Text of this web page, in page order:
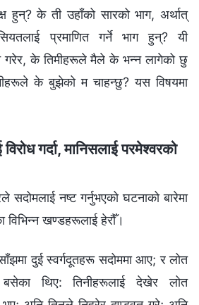
हुन्? के ती उहाँको सारको भाग, अर्थात्
प्रमाणित गर्ने भाग हुन्? यी
गरेर, के तिमीहरूले मैले के भन्‍न लागेको छु
के बुझेको म चाहन्छु? यस विषयमा
गर्दा, मानिसलाई परमेश्‍वरको
सदोमलाई नष्ट गर्नुभएको घटनाको बारेमा
विभिन्‍न खण्डहरूलाई हेरौँ।
दुई स्वर्गदूतहरू सदोममा आए; र लोत
बसेका थिए: तिनीहरूलाई देखेर लोत